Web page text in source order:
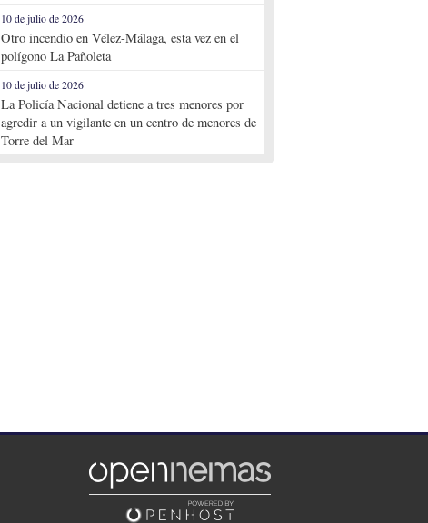
10 de julio de 2026
Otro incendio en Vélez-Málaga, esta vez en el
polígono La Pañoleta
10 de julio de 2026
La Policía Nacional detiene a tres menores por
agredir a un vigilante en un centro de menores de
Torre del Mar